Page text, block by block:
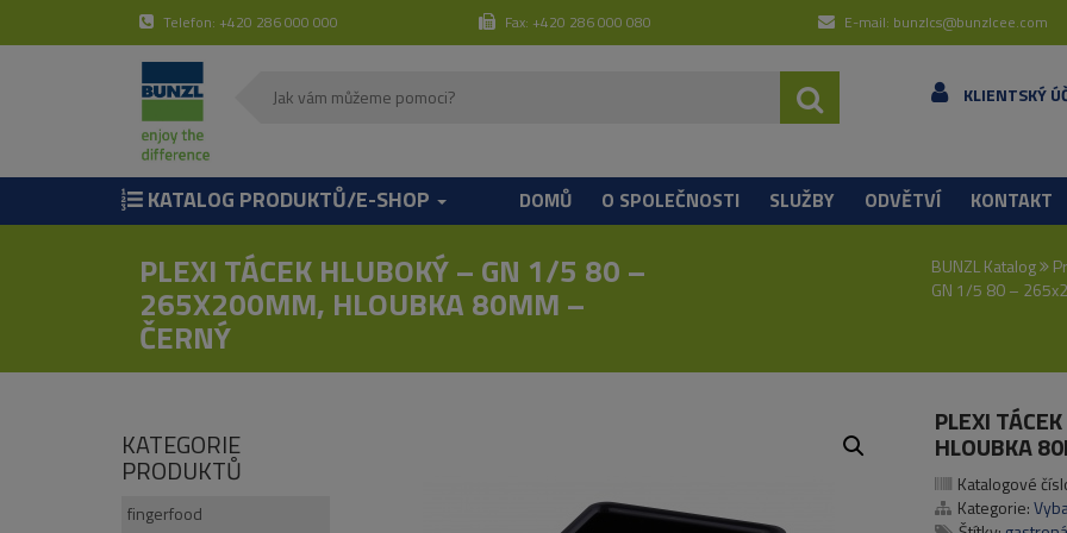
Telefon: +420 286 000 000 Fax: +420 286 000 080 E-mail: bunzlcs@bunzlcee.com
KLIENTSKÝ
KATALOG PRODUKTŮ/E-SHOP DOMŮ O SPOLEČNOSTI SLUŽBY ODVĚTVÍ KONTAKT
PLEXI TÁCEK HLUBOKÝ – GN 1/5 80 –
265X200MM, HLOUBKA 80MM –
ČERNÝ
BUNZL Katalog
GN 1/5 80 –
PLEXI
HLOUBKA
Katalogové
Kategorie:
KATEGORIE
PRODUKTŮ
fingerfood